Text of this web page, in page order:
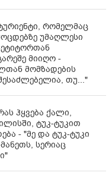
რომელმაც
უმაღლესი
მიიღო -
მომზადების
თუ..."
ჰყვება ქალი,
ტუკ-ტუკით
- "მე და ტუკ-ტუკი
სერიაც